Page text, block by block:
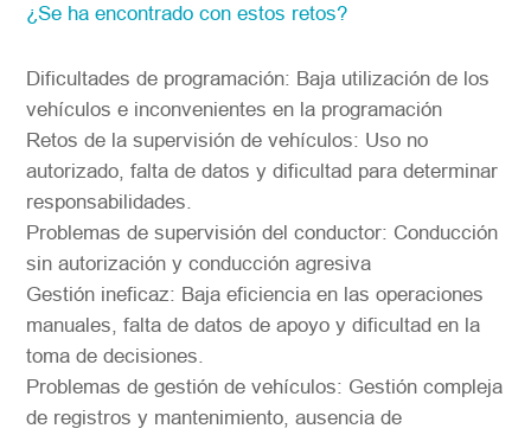
¿Se ha encontrado con estos retos?
Dificultades de programación: Baja utilización de los
vehículos e inconvenientes en la programación
Retos de la supervisión de vehículos: Uso no
autorizado, falta de datos y dificultad para determinar
responsabilidades.
Problemas de supervisión del conductor: Conducción
sin autorización y conducción agresiva
Gestión ineficaz: Baja eficiencia en las operaciones
manuales, falta de datos de apoyo y dificultad en la
toma de decisiones.
Problemas de gestión de vehículos: Gestión compleja
de registros y mantenimiento, ausencia de